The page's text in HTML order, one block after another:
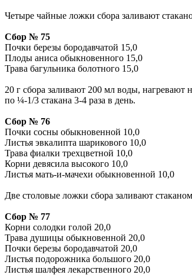
Четыре чайные ложки сбора заливают
Сбор № 75
Почки березы бородавчатой 15,0
Плоды аниса обыкновенного 15,0
Трава багульника болотного 15,0
20 г сбора заливают 200 мл воды,
по ¼-1/3 стакана 3-4 раза в день.
Сбор № 76
Почки сосны обыкновенной 10,0
Листья эвкалипта шарикового 10,0
Трава фиалки трехцветной 10,0
Корни девясила высокого 10,0
Листья мать-и-мачехи обыкновенной 10,0
Две столовые ложки сбора заливают
Сбор № 77
Корни солодки голой 20,0
Трава душицы обыкновенной 20,0
Почки березы бородавчатой 20,0
Листья подорожника большого 20,0
Листья шалфея лекарственного 20,0